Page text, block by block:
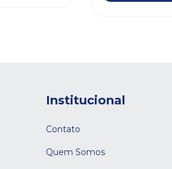
Institucional
Contato
Quem Somos